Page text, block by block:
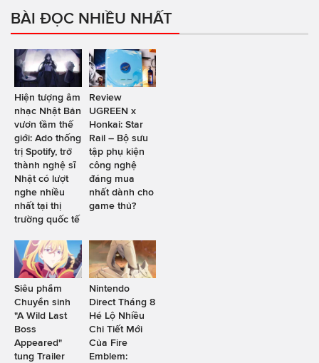
BÀI ĐỌC NHIỀU NHẤT
Hiện tượng âm
nhạc Nhật Bản
vươn tầm thế
giới: Ado thống
trị Spotify, trở
thành nghệ sĩ
Nhật có lượt
nghe nhiều
nhất tại thị
trường quốc tế
Review
UGREEN x
Honkai: Star
Rail – Bộ sưu
tập phụ kiện
công nghệ
đáng mua
nhất dành cho
game thủ?
Siêu phẩm
Chuyển sinh
"A Wild Last
Boss
Appeared"
tung Trailer
Nintendo
Direct Tháng 8
Hé Lộ Nhiều
Chi Tiết Mới
Của Fire
Emblem: